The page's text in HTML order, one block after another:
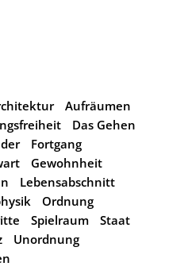
Aufräumen
Das Gehen
Fortgang
Gewohnheit
Lebensabschnitt
Ordnung
Spielraum
Staat
Unordnung